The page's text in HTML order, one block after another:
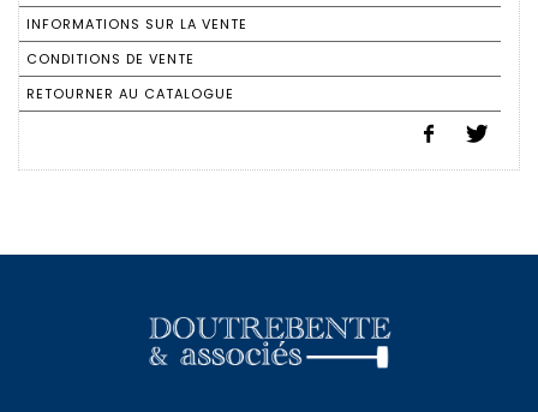
INFORMATIONS SUR LA VENTE
CONDITIONS DE VENTE
RETOURNER AU CATALOGUE